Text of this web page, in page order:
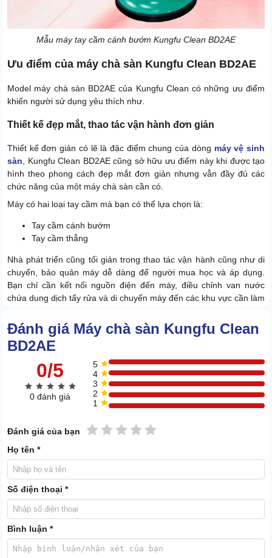
Mẫu máy tay cầm cánh bướm Kungfu Clean BD2AE
Ưu điểm của máy chà sàn Kungfu Clean BD2AE
Model máy chà sàn BD2AE của Kungfu Clean có những ưu điểm
khiến người sử dụng yêu thích như.
Thiết kế đẹp mắt, thao tác vận hành đơn giản
Thiết kế đơn giản có lẽ là đặc điểm chung của dòng máy vệ sinh
sàn , Kungfu Clean BD2AE cũng sở hữu ưu điểm này khi được tạo
hình theo phong cách đẹp mắt đơn giản nhưng vẫn đầy đủ các
chức năng của một máy chà sàn cần có.
Máy có hai loại tay cầm mà bạn có thể lựa chọn là:
Tay cầm cánh bướm
Tay cầm thẳng
Nhà phát triển cũng tối giản trong thao tác vận hành cũng như di
chuyển, bảo quản máy dễ dàng để người mua học và áp dụng.
Bạn chỉ cần kết nối nguồn điện đến máy, điều chỉnh van nước
chứa dung dịch tẩy rửa và di chuyển máy đến các khu vực cần làm
Và vì thuộc dòng máy tạ nên bạn có thể điều chỉnh số lượng tạ tuỳ
ý để tạo được áp lực ổn định giúp cho việc vệ sinh đạt được hiệu
quả cao hơn
Đánh giá Máy chà sàn Kungfu Clean
BD2AE
0/5
0 đánh giá
5
4
3
2
1
Đánh giá của bạn 5 sao
4 sao
3 sao
2 sao
1 sao
Họ tên *
Số điện thoại *
Bình luận *